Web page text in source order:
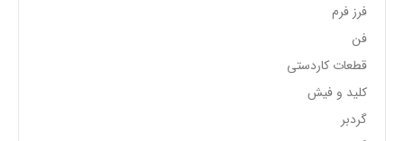
فرز فرم
فن
قطعات کاردستی
کلید و فیش
گردبر